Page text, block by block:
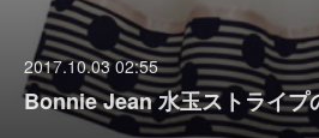
2017.10.03 02:55
Bonnie Jean 水玉ストライプ